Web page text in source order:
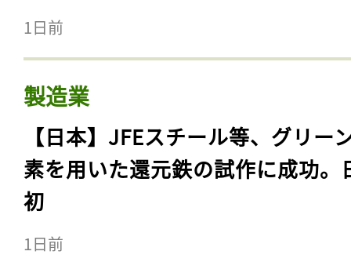
1日前
製造業
【日本】JFEスチール等、グリー
素を用いた還元鉄の試作に成功。
初
1日前
ログインが必